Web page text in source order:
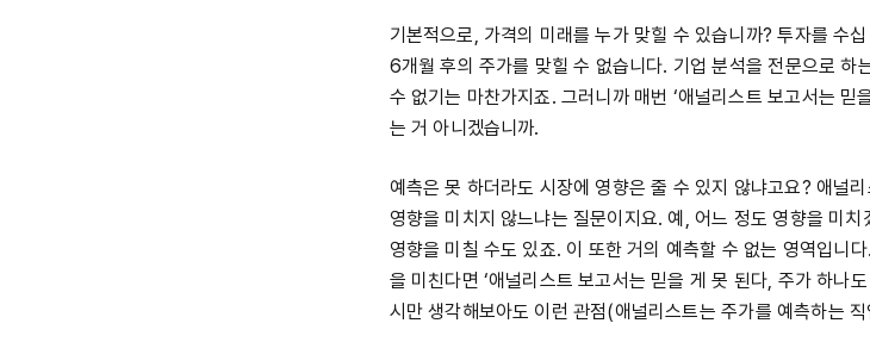
기본적으로, 가격의 미래를 누가 맞힐 수 있습니까? 투자를 수
6개월 후의 주가를 맞힐 수 없습니다. 기업 분석을 전문으로 하
수 없기는 마찬가지죠. 그러니까 매번 ‘애널리스트 보고서는 믿
는 거 아니겠습니까.
예측은 못 하더라도 시장에 영향은 줄 수 있지 않냐고요? 애널
영향을 미치지 않느냐는 질문이지요. 예, 어느 정도 영향을 미
영향을 미칠 수도 있죠. 이 또한 거의 예측할 수 없는 영역입니
을 미친다면 ‘애널리스트 보고서는 믿을 게 못 된다, 주가 하나
시만 생각해보아도 이런 관점(애널리스트는 주가를 예측하는